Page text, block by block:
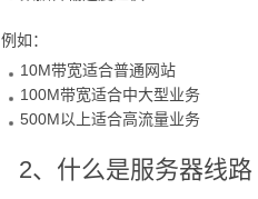
例如：
10M带宽适合普通网站
100M带宽适合中大型业务
500M以上适合高流量业务
2、什么是服务器线路